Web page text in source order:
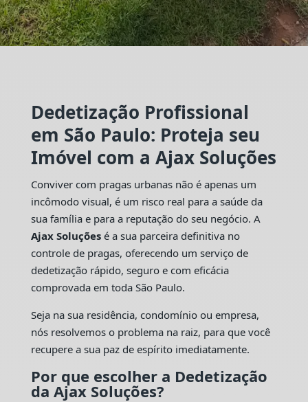
Dedetização Profissional
em São Paulo: Proteja seu
Imóvel com a Ajax Soluções
Conviver com pragas urbanas não é apenas um
incômodo visual, é um risco real para a saúde da
sua família e para a reputação do seu negócio. A
Ajax Soluçõesé a sua parceira definitiva no
controle de pragas, oferecendo um serviço de
dedetização rápido, seguro e com eficácia
comprovada em toda São Paulo.
Seja na sua residência, condomínio ou empresa,
nós resolvemos o problema na raiz, para que você
recupere a sua paz de espírito imediatamente.
Por que escolher a Dedetização
da Ajax Soluções?